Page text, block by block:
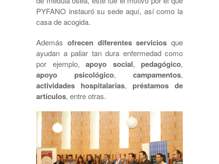
PYFANO instauró su sede aquí, así como la
casa de acogida.
Además ofrecen diferentes servicios que
ayudan a paliar tan dura enfermedad como
por ejemplo, apoyo social, pedagógico,
apoyo psicológico, campamentos,
actividades hospitalarias, préstamos de
artículos, entre otras.